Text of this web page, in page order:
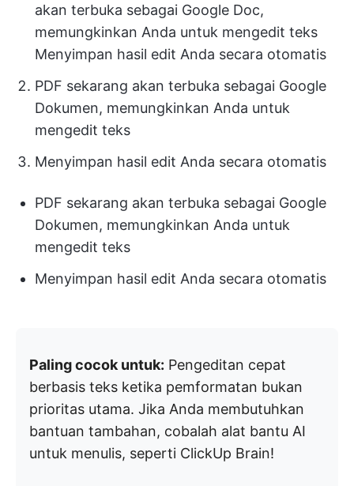
akan terbuka sebagai Google Doc,
memungkinkan Anda untuk mengedit teks
Menyimpan hasil edit Anda secara otomatis
PDF sekarang akan terbuka sebagai Google
Dokumen, memungkinkan Anda untuk
mengedit teks
Menyimpan hasil edit Anda secara otomatis
PDF sekarang akan terbuka sebagai Google
Dokumen, memungkinkan Anda untuk
mengedit teks
Menyimpan hasil edit Anda secara otomatis
Paling cocok untuk: Pengeditan cepat
berbasis teks ketika pemformatan bukan
prioritas utama. Jika Anda membutuhkan
bantuan tambahan, cobalah alat bantu AI
untuk menulis, seperti ClickUp Brain!